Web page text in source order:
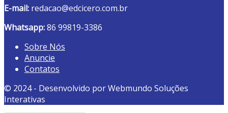
E-mail: redacao@edcicero.com.br
Whatsapp:86 99819-3386
Sobre Nós
Anuncie
Contatos
© 2024 - Desenvolvido por Webmundo Soluções
Interativas